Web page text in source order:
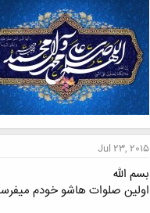
Jul 23, 2015
بسم الله
اولین صلوات هاشو خودم